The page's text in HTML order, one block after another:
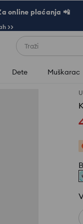
online plaćanja 📲
>>
Traži
Dete Muškarac